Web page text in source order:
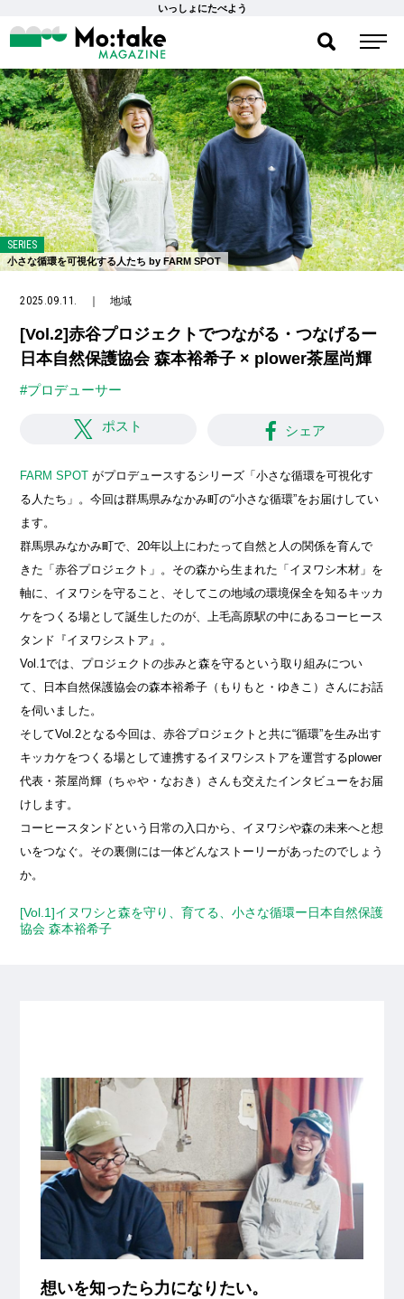
いっしょにたべよう
SERIES
小さな循環を可視化する人たち by FARM SPOT
2025.09.11. ｜地域
[Vol.2]赤谷プロジェクトでつながる・つなげるー
日本自然保護協会 森本裕希子 × plower茶屋尚輝
#プロデューサー
ポスト シェア
FARM SPOT がプロデュースするシリーズ「小さな循環を可視化す
る人たち」。今回は群馬県みなかみ町の“小さな循環”をお届けしてい
ます。
群馬県みなかみ町で、20年以上にわたって自然と人の関係を育んで
きた「赤谷プロジェクト」。その森から生まれた「イヌワシ木材」を
軸に、イヌワシを守ること、そしてこの地域の環境保全を知るキッカ
ケをつくる場として誕生したのが、上毛高原駅の中にあるコーヒース
タンド『イヌワシストア』。
Vol.1では、プロジェクトの歩みと森を守るという取り組みについ
て、日本自然保護協会の森本裕希子（もりもと・ゆきこ）さんにお話
を伺いました。
そしてVol.2となる今回は、赤谷プロジェクトと共に“循環”を生み出す
キッカケをつくる場として連携するイヌワシストアを運営するplower
代表・茶屋尚輝（ちゃや・なおき）さんも交えたインタビューをお届
けします。
コーヒースタンドという日常の入口から、イヌワシや森の未来へと想
いをつなぐ。その裏側には一体どんなストーリーがあったのでしょう
か。
[Vol.1]イヌワシと森を守り、育てる、小さな循環ー日本自然保護
協会 森本裕希子
想いを知ったら力になりたい。